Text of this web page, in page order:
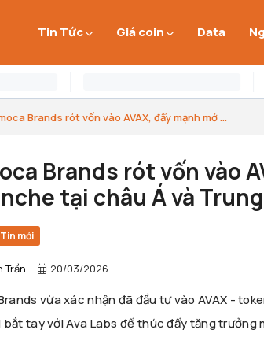
Tin Tức Giá coin Data
Brands rót vốn vào AVAX, đẩy mạnh mở ...
Brands rót vốn vào
tại châu Á và
Tin mới
Trần 20/03/2026
vừa xác nhận đã đầu tư vào AVAX -
tay với Ava Labs để thúc đẩy tăng trưởng